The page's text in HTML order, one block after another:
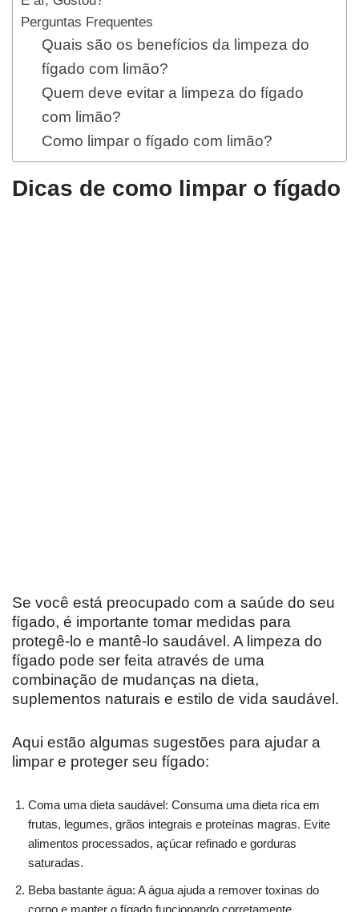
Perguntas Frequentes
Quais são os benefícios da limpeza do
fígado com limão?
Quem deve evitar a limpeza do fígado
com limão?
Como limpar o fígado com limão?
Dicas de como limpar o fígado
Se você está preocupado com a saúde do seu
fígado, é importante tomar medidas para
protegê-lo e mantê-lo saudável. A limpeza do
fígado pode ser feita através de uma
combinação de mudanças na dieta,
suplementos naturais e estilo de vida saudável.
Aqui estão algumas sugestões para ajudar a
limpar e proteger seu fígado:
Coma uma dieta saudável: Consuma uma dieta rica em
frutas, legumes, grãos integrais e proteínas magras. Evite
alimentos processados, açúcar refinado e gorduras
saturadas.
Beba bastante água: A água ajuda a remover toxinas do